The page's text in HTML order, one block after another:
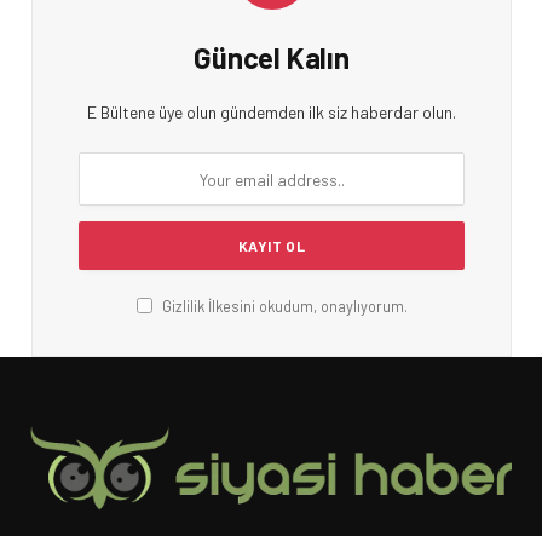
Güncel Kalın
E Bültene üye olun gündemden ilk siz haberdar olun.
Gizlilik İlkesini okudum, onaylıyorum.